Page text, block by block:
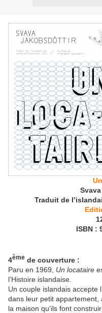
Traduit de
ISBN :
4ème de couverture :
Paru en 1969, Un locataire
l’Histoire islandaise.
Un couple islandais accepte
dans leur petit
la maison qu’ils font